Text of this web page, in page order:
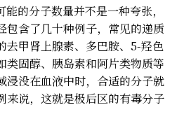
的分子数量并不是一种夸张，
包含了几十种例子，常见的递质
去甲肾上腺素、多巴胺、5-羟色
类固醇、胰岛素和阿片类物质等
浸没在血液中时，合适的分子就
来说，这就是极后区的有毒分子